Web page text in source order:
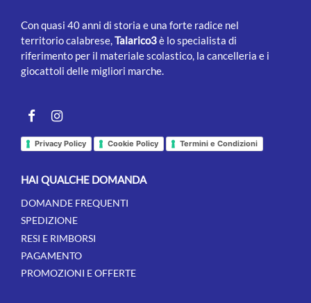
Con quasi 40 anni di storia e una forte radice nel
territorio calabrese,Talarico3è lo specialista di
riferimento per il materiale scolastico, la cancelleria e i
giocattoli delle migliori marche.
Facebookinstagram
Privacy Policy Cookie Policy Termini e Condizioni
HAI QUALCHE DOMANDA
DOMANDE FREQUENTI
SPEDIZIONE
RESI E RIMBORSI
PAGAMENTO
PROMOZIONI E OFFERTE